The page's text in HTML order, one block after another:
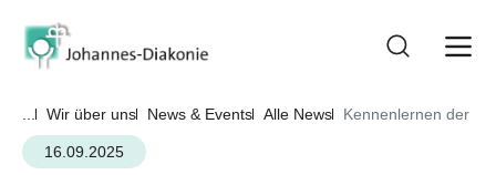
... Wir über uns News & Events Alle News
Kennenlernen der
16.09.2025